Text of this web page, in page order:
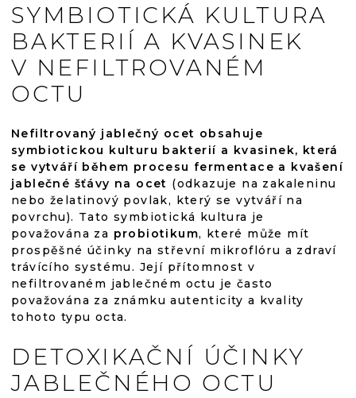
SYMBIOTICKÁ KULTURA
BAKTERIÍ A KVASINEK
V NEFILTROVANÉM
OCTU
Nefiltrovaný jablečný ocet obsahuje
symbiotickou kulturu bakterií a kvasinek, která
se vytváří během procesu fermentace a kvašení
jablečné šťávy na ocet (odkazuje na zakaleninu
nebo želatinový povlak, který se vytváří na
povrchu). Tato symbiotická kultura je
považována za probiotikum, které může mít
prospěšné účinky na střevní mikroflóru a zdraví
trávícího systému. Její přítomnost v
nefiltrovaném jablečném octu je často
považována za známku autenticity a kvality
tohoto typu octa.
DETOXIKAČNÍ ÚČINKY
JABLEČNÉHO OCTU